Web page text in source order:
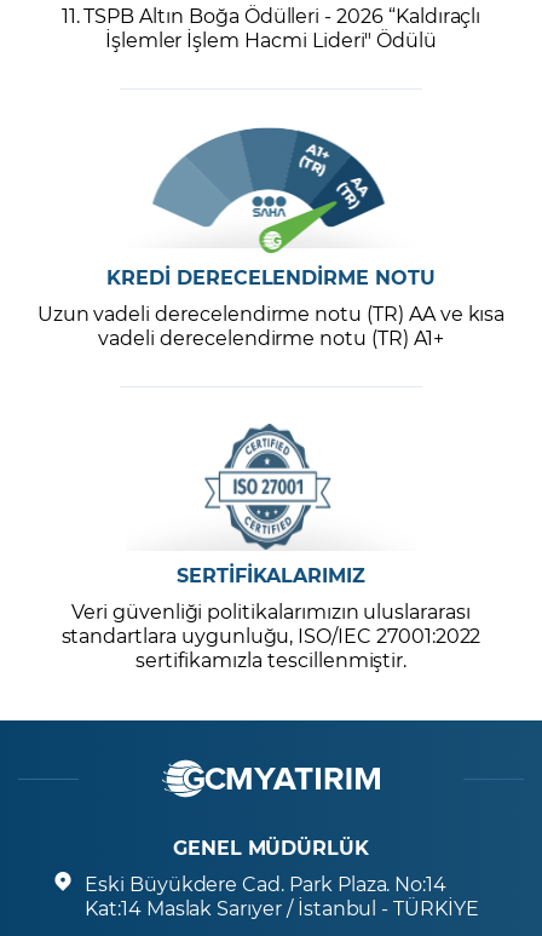
11. TSPB Altın Boğa Ödülleri - 2026 “Kaldıraçlı
İşlemler İşlem Hacmi Lideri" Ödülü
KREDİ DERECELENDİRME NOTU
Uzun vadeli derecelendirme notu (TR) AA ve kısa
vadeli derecelendirme notu (TR) A1+
SERTİFİKALARIMIZ
Veri güvenliği politikalarımızın uluslararası
standartlara uygunluğu, ISO/IEC 27001:2022
sertifikamızla tescillenmiştir.
GENEL MÜDÜRLÜK
Eski Büyükdere Cad. Park Plaza. No:14
Kat:14 Maslak Sarıyer / İstanbul - TÜRKİYE